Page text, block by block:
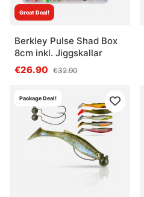
Great Deal!
Berkley Pulse Shad Box
8cm inkl. Jiggskallar
€26.90 €32.90
Package Deal!